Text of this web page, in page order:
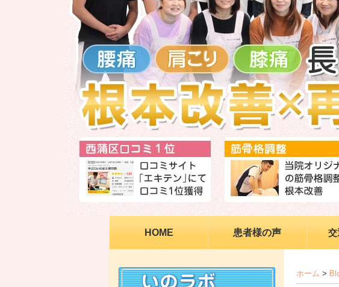
HOME 患者様の声 交
ホーム >